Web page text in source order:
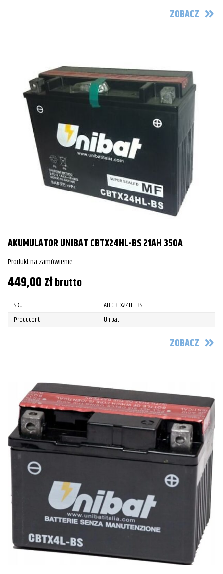
ZOBACZ
AKUMULATOR UNIBAT CBTX24HL-BS 21AH 350A
Produkt na zamówienie
449,00złbrutto
SKU:
AB-CBTX24HL-BS
Producent:
Unibat
ZOBACZ